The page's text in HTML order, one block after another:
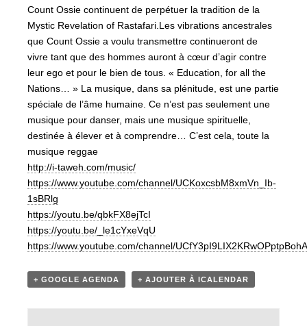
Count Ossie continuent de perpétuer la tradition de la
Mystic Revelation of Rastafari.Les vibrations ancestrales
que Count Ossie a voulu transmettre continueront de
vivre tant que des hommes auront à cœur d’agir contre
leur ego et pour le bien de tous. « Education, for all the
Nations… » La musique, dans sa plénitude, est une partie
spéciale de l’âme humaine. Ce n’est pas seulement une
musique pour danser, mais une musique spirituelle,
destinée à élever et à comprendre… C’est cela, toute la
musique reggae
http://i-taweh.com/music/
https://www.youtube.com/channel/UCKoxcsbM8xmVn_Ib-
1sBRlg
https://youtu.be/qbkFX8ejTcI
https://youtu.be/_le1cYxeVqU
https://www.youtube.com/channel/UCfY3pI9LIX2KRwOPptpBohA
+ GOOGLE AGENDA + AJOUTER À ICALENDAR